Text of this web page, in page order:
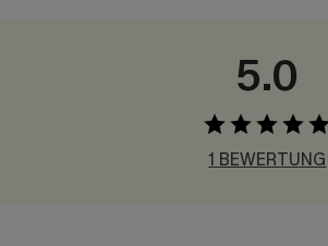
5.0
1 BEWERTUNG